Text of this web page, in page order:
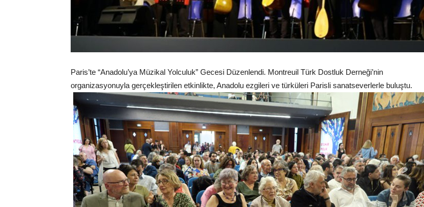
Paris’te “Anadolu’ya Müzikal Yolculuk” Gecesi Düzenlendi. Montreuil Türk Dostluk Derneği’nin
organizasyonuyla gerçekleştirilen etkinlikte, Anadolu ezgileri ve türküleri Parisli sanatseverlerle buluştu.